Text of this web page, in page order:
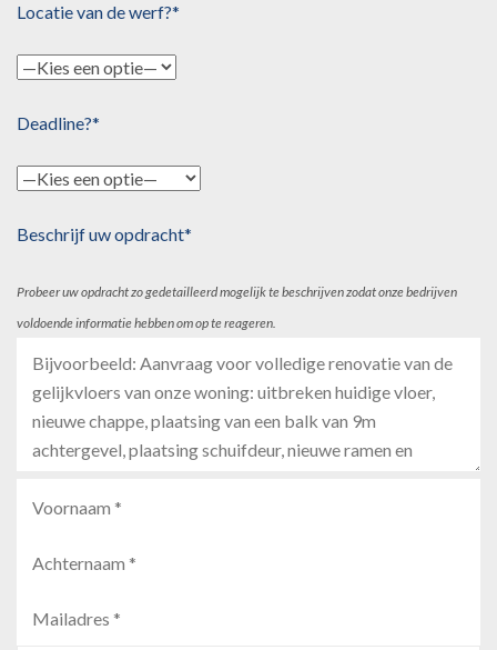
Locatie van de werf?*
Deadline?*
Beschrijf uw opdracht*
Probeer uw opdracht zo gedetailleerd mogelijk te beschrijven zodat onze bedrijven
voldoende informatie hebben om op te reageren.